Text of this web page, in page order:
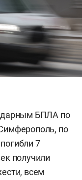
БПЛА по
по
7
получили
всем